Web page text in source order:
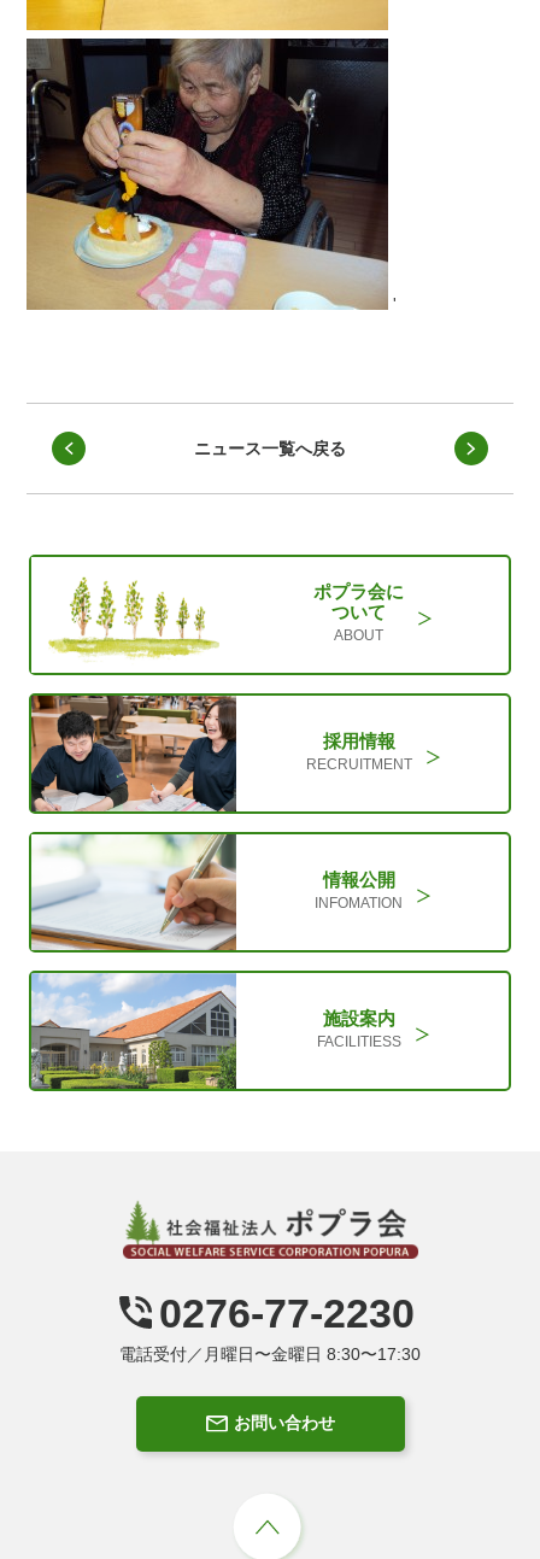
'
ニュース一覧へ戻る
ポプラ会に
ついて
ABOUT
採用情報
RECRUITMENT
情報公開
INFOMATION
施設案内
FACILITIESS
0276-77-2230
電話受付／月曜日〜金曜日 8:30〜17:30
お問い合わせ